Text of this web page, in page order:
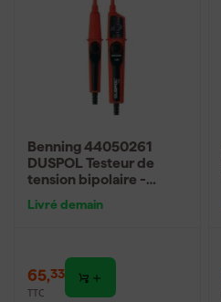
Benning 44050261
DUSPOL Testeur de
tension bipolaire -
Livré demain
65,33
TTC